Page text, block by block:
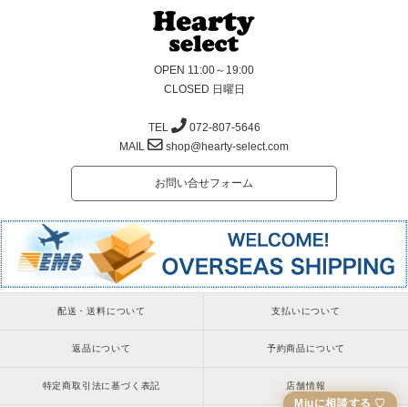
OPEN 11:00～19:00
CLOSED 日曜日
TEL
072-807-5646
MAIL
shop@hearty-select.com
お問い合せフォーム
配送・送料について 支払いについて
返品について 予約商品について
特定商取引法に基づく表記 店舗情報
Miuに相談する ♡